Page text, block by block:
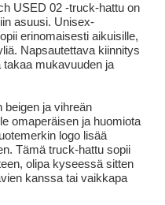
USED 02 -truck-hattu on
asuusi. Unisex-
erinomaisesti aikuisille,
Napsautettava kiinnitys
mukavuuden ja
beigen ja vihreän
omaperäisen ja huomiota
logo lisää
Tämä truck-hattu sopii
olipa kyseessä sitten
kanssa tai vaikkapa